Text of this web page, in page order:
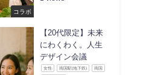
コラボ
【20代限定】未来
にわくわく。人生
デザイン会議
女性 両国駅(地下鉄) 両国